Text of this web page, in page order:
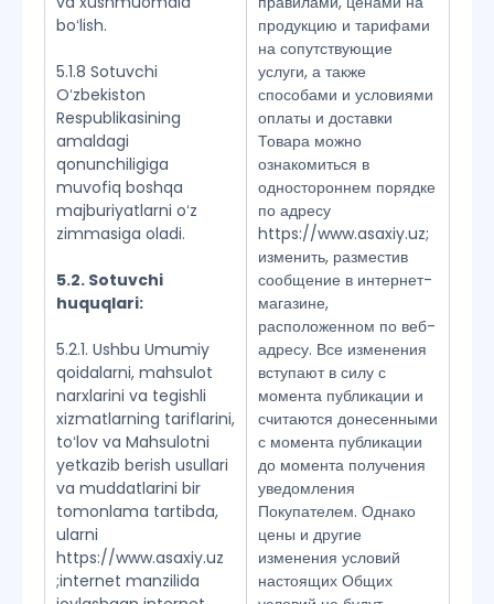
boʻlish.
5.1.8 Sotuvchi
Oʻzbekiston
Respublikasining
amaldagi
qonunchiligiga
muvofiq boshqa
majburiyatlarni oʻz
zimmasiga oladi.
5.2. Sotuvchi
huquqlari:
5.2.1. Ushbu Umumiy
qoidalarni, mahsulot
narxlarini va tegishli
xizmatlarning tariflarini,
toʻlov va Mahsulotni
yetkazib berish usullari
va muddatlarini bir
tomonlama tartibda,
ularni
https://www.asaxiy.uz
;internet manzilida
продукцию и тарифами
на сопутствующие
услуги, а также
способами и условиями
оплаты и доставки
Товара можно
ознакомиться в
одностороннем порядке
по адресу
https://www.asaxiy.uz;
изменить, разместив
сообщение в интернет-
магазине,
расположенном по веб-
адресу. Все изменения
вступают в силу с
момента публикации и
считаются донесенными
с момента публикации
до момента получения
уведомления
Покупателем. Однако
цены и другие
изменения условий
настоящих Общих